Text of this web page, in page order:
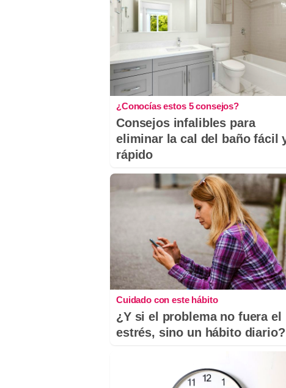
¿Conocías estos 5 consejos?
Consejos infalibles para
eliminar la cal del baño fácil
rápido
Cuidado con este hábito
¿Y si el problema no fuera el
estrés, sino un hábito diario?